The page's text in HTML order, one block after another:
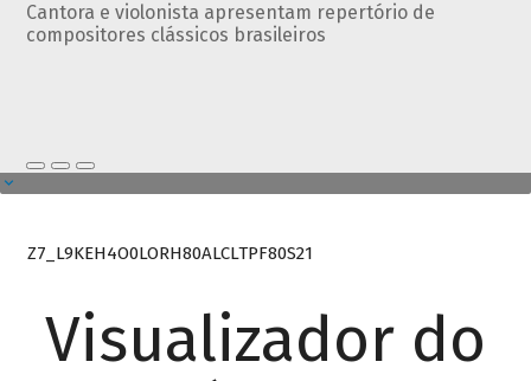
Cantora e violonista apresentam repertório de
compositores clássicos brasileiros
Z7_L9KEH4O0LORH80ALCLTPF80S21
Visualizador do